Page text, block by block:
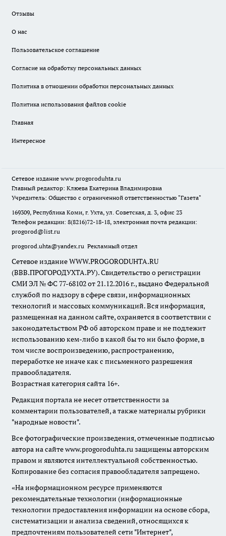
Отзывы
О нас
Пользовательское соглашение
Согласие на обработку персональных данных
Политика в отношении обработки персональных данных
Политика использования файлов cookie
Главная
Интересное
Сетевое издание www.progoroduhta.ru
Главный редактор: Клюева Екатерина Владимировна
Учредитель: Общество с ограниченной ответственностью "Газета"
169309, Республика Коми, г. Ухта, ул. Советская, д. 3, офис 23
Телефон редакции: 8(8216)72-18-18, электронная почта редакции:
progorod@list.ru
progorod.uhta@yandex.ru Рекламный отдел
Сетевое издание WWW.PROGORODUHTA.RU
(ВВВ.ПРОГОРОДУХТА.РУ). Свидетельство о регистрации
СМИ ЭЛ № ФС 77-68102 от 21.12.2016 г., выдано Федеральной
службой по надзору в сфере связи, информационных
технологий и массовых коммуникаций. Вся информация,
размещенная на данном сайте, охраняется в соответствии с
законодательством РФ об авторском праве и не подлежит
использованию кем-либо в какой бы то ни было форме, в
том числе воспроизведению, распространению,
переработке не иначе как с письменного разрешения
правообладателя.
Возрастная категория сайта 16+.
Редакция портала не несет ответственности за
комментарии пользователей, а также материалы рубрики
"народные новости".
Все фотографические произведения, отмеченные подписью
автора на сайте www.progoroduhta.ru защищены авторским
правом и являются интеллектуальной собственностью.
Копирование без согласия правообладателя запрещено.
«На информационном ресурсе применяются
рекомендательные технологии (информационные
технологии предоставления информации на основе сбора,
систематизации и анализа сведений, относящихся к
предпочтениям пользователей сети "Интернет",